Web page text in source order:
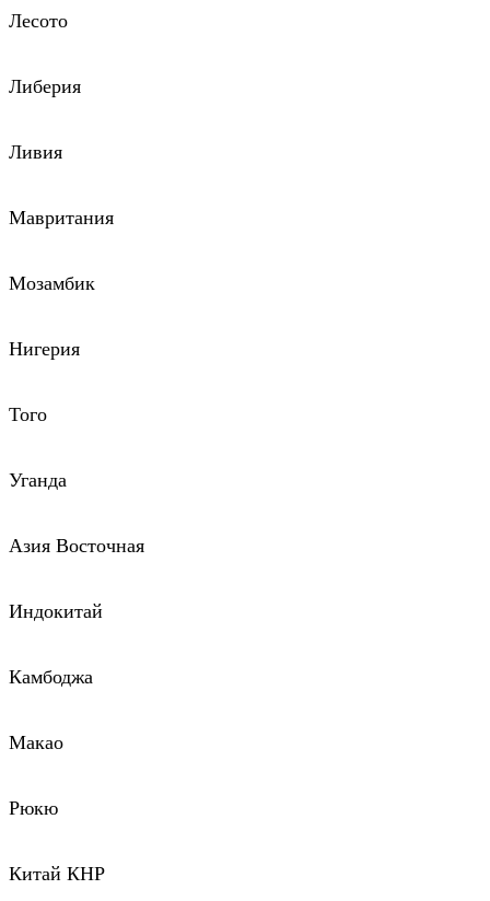
Лесото
Либерия
Ливия
Мавритания
Мозамбик
Нигерия
Того
Уганда
Азия Восточная
Индокитай
Камбоджа
Макао
Рюкю
Китай КНР